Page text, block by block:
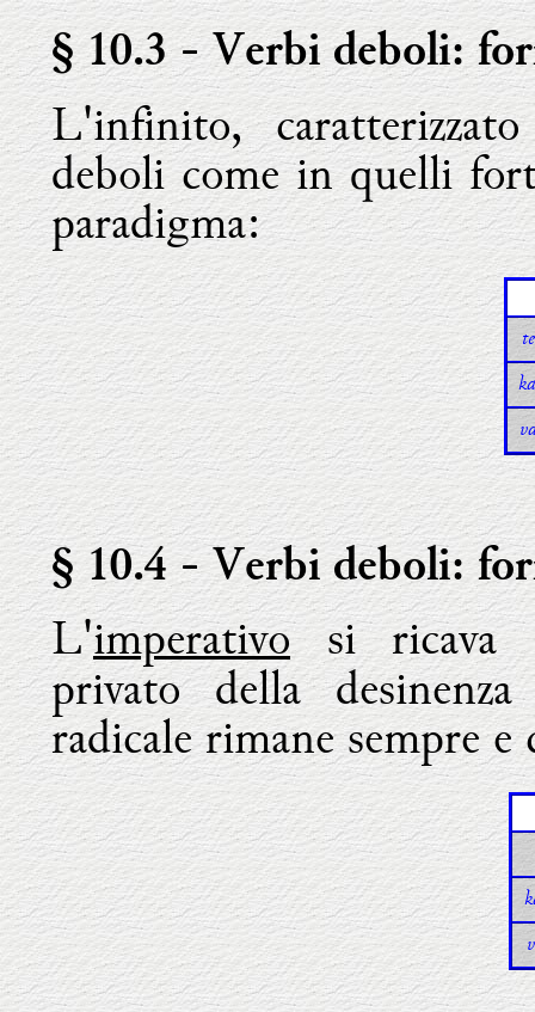
§ 10.3- Verbi deboli:
L'infinito,
deboli come in quelli
paradigma:
§ 10.4 - Verbi deboli:
L'imperativosi ricava
privato della
radicale rimane sempre